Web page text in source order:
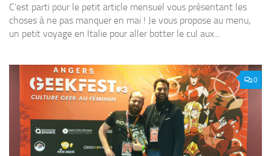
C’est parti pour le petit article mensuel vous présentant les
choses à ne pas manquer en mai ! Je vous propose au menu,
un petit voyage en Italie pour aller botter le cul aux...
0